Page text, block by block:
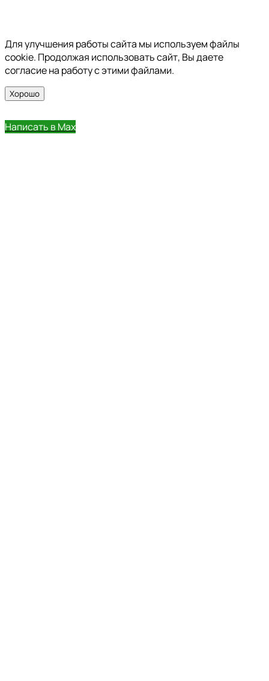
Для улучшения работы сайта мы используем файлы
cookie. Продолжая использовать сайт, Вы даете
согласие на работу с этими файлами.
Хорошо
Написать в Max